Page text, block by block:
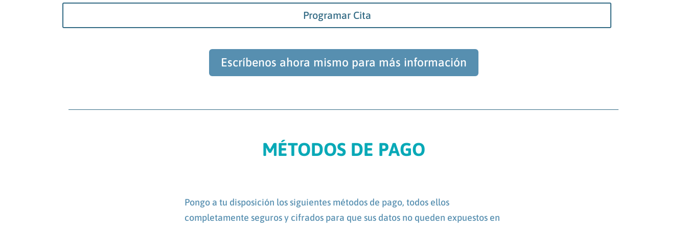
Programar Cita
Escríbenos ahora mismo para más información
MÉTODOS DE PAGO
Pongo a tu disposición los siguientes métodos de pago, todos ellos
completamente seguros y cifrados para que sus datos no queden expuestos en